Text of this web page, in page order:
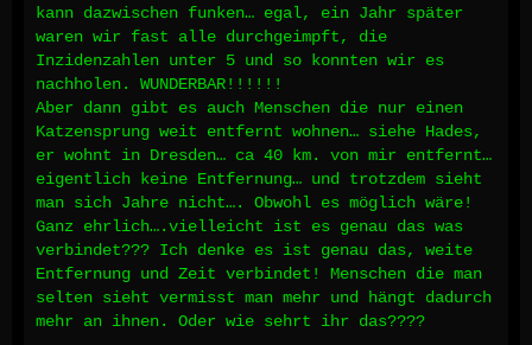
kann dazwischen funken… egal, ein Jahr später
waren wir fast alle durchgeimpft, die
Inzidenzahlen unter 5 und so konnten wir es
nachholen. WUNDERBAR!!!!!!
Aber dann gibt es auch Menschen die nur einen
Katzensprung weit entfernt wohnen… siehe Hades,
er wohnt in Dresden… ca 40 km. von mir entfernt…
eigentlich keine Entfernung… und trotzdem sieht
man sich Jahre nicht…. Obwohl es möglich wäre!
Ganz ehrlich….vielleicht ist es genau das was
verbindet??? Ich denke es ist genau das, weite
Entfernung und Zeit verbindet! Menschen die man
selten sieht vermisst man mehr und hängt dadurch
mehr an ihnen. Oder wie sehrt ihr das????